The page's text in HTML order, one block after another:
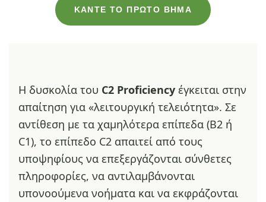
ΚΑΝΤΕ ΤΟ ΠΡΩΤΟ ΒΗΜΑ
Η δυσκολία του C2 Proficiency έγκειται στην
απαίτηση για «λειτουργική τελειότητα». Σε
αντίθεση με τα χαμηλότερα επίπεδα (B2 ή
C1), το επίπεδο C2 απαιτεί από τους
υποψηφίους να επεξεργάζονται σύνθετες
πληροφορίες, να αντιλαμβάνονται
υπονοούμενα νοήματα και να εκφράζονται